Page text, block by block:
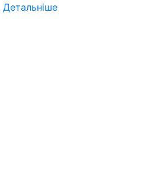
Детальніше